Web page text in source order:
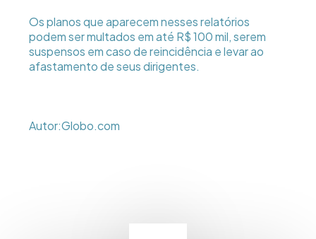
Os planos que aparecem nesses relatórios
podem ser multados em até R$ 100 mil, serem
suspensos em caso de reincidência e levar ao
afastamento de seus dirigentes.
Autor:Globo.com